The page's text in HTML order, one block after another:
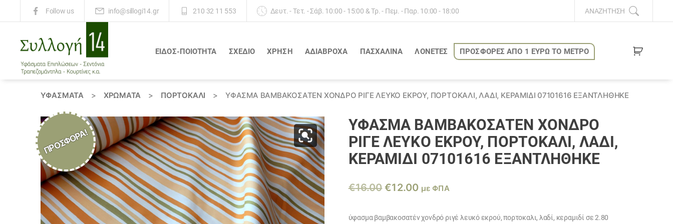
Follow us info@sillogi14.gr 210 32 11 553 Δευτ. - Τετ. - Σάβ. 10:00 - 15:00 & Τρ. - Πεμ. - Παρ. 10:00 - 18:00 ΑΝΑΖΉΤΗΣΗ
ΕΙΔΟΣ-ΠΟΙΟΤΗΤΑ ΣΧΕΔΙΟ ΧΡΗΣΗ ΑΔΙΆΒΡΟΧΑ ΠΑΣΧΑΛΙΝΑ ΛΟΝΈΤΕΣ ΠΡΟΣΦΟΡΕΣ ΑΠΟ 1 ΕΥΡΩ ΤΟ ΜΕΤΡΟ
ΥΦΆΣΜΑΤΑ > ΧΡΏΜΑΤΑ > ΠΟΡΤΟΚΑΛΙ > ΎΦΑΣΜΑ ΒΑΜΒΑΚΟΣΑΤΈΝ ΧΟΝΔΡΌ ΡΙΓΈ ΛΕΥΚΌ ΕΚΡΟΎ, ΠΟΡΤΟΚΑΛΙ, ΛΑΔΊ, ΚΕΡΑΜΙΔΊ 07101616 ΕΞΑΝΤΛΗΘΗΚΕ
ΠΡΟΣΦΟΡΆ!
ΎΦΑΣΜΑ ΒΑΜΒΑΚΟΣΑΤΈΝ ΧΟΝΔΡΌ
ΡΙΓΈ ΛΕΥΚΌ ΕΚΡΟΎ, ΠΟΡΤΟΚΑΛΙ, ΛΑΔΊ,
ΚΕΡΑΜΙΔΊ 07101616 ΕΞΑΝΤΛΗΘΗΚΕ
€16.00Original
was:
€12.00Η
τιμή
με ΦΠΑ
ύφασμα βαμβακοσατέν χονδρό ριγέ λευκό εκρού, πορτοκαλι, λαδί, κεραμιδί σε 2.80